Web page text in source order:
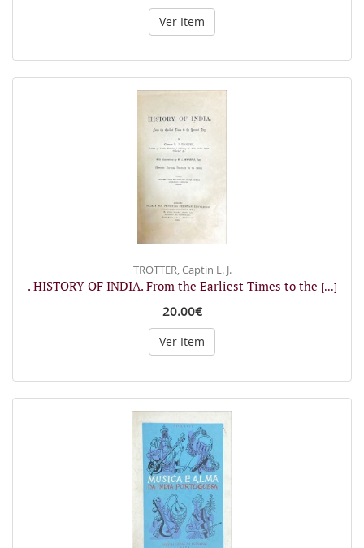
Ver Item
TROTTER, Captin L. J.
. HISTORY OF INDIA. From the Earliest Times to the [...]
20.00€
Ver Item